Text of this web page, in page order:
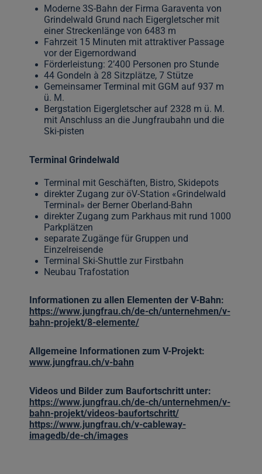
Moderne 3S-Bahn der Firma Garaventa von
Grindelwald Grund nach Eigergletscher mit
einer Streckenlänge von 6483 m
Fahrzeit 15 Minuten mit attraktiver Passage
vor der Eigernordwand
Förderleistung: 2’400 Personen pro Stunde
44 Gondeln à 28 Sitzplätze, 7 Stütze
Gemeinsamer Terminal mit GGM auf 937 m
ü. M.
Bergstation Eigergletscher auf 2328 m ü. M.
mit Anschluss an die Jungfraubahn und die
Ski-pisten
Terminal Grindelwald
Terminal mit Geschäften, Bistro, Skidepots
direkter Zugang zur öV-Station «Grindelwald
Terminal» der Berner Oberland-Bahn
direkter Zugang zum Parkhaus mit rund 1000
Parkplätzen
separate Zugänge für Gruppen und
Einzelreisende
Terminal Ski-Shuttle zur Firstbahn
Neubau Trafostation
Informationen zu allen Elementen der V-Bahn:
https://www.jungfrau.ch/de-ch/unternehmen/v-
bahn-projekt/8-elemente/
Allgemeine Informationen zum V-Projekt:
www.jungfrau.ch/v-bahn
Videos und Bilder zum Baufortschritt unter:
https://www.jungfrau.ch/de-ch/unternehmen/v-
bahn-projekt/videos-baufortschritt/
https://www.jungfrau.ch/v-cableway-
imagedb/de-ch/images